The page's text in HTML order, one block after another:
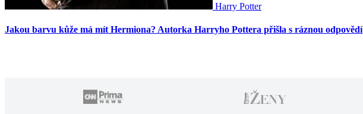
Harry Potter
Jakou barvu kůže má mít Hermiona? Autorka Harryho Pottera přišla s ráznou odpovědí